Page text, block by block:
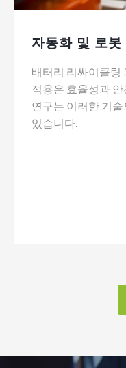
자동화 및 로봇
배터리 리싸이클링
적용은 효율성과
연구는 이러한 기
있습니다.